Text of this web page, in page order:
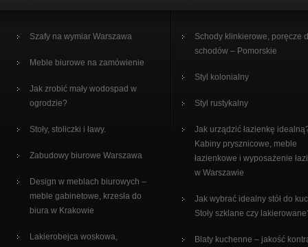
Szafy na wymiar Warszawa
Meble biurowe na zamówienie
Jak zrobić mały wodospad w
ogrodzie?
Stoły, stoliczki i ławy.
Zabudowy biurowe Warszawa
Design w meblach biurowych –
meble gabinetowe, krzesła do
biura w Krakowie
Lakierobejca woskowa,
Schody klinkierowe, poręcze
schodów – Pomorskie
Styl kolonialny
Styl rustykalny
Jak urządzić łazienkę
Kabiny prysznicowe, meble
łazienkowe i wyposażenie
w Warszawie
Jak wybrać idealny stół do
Stoły szklane czy
Blaty kuchenne – jakość